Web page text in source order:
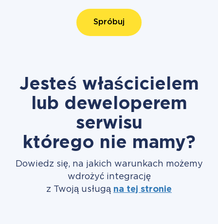
Spróbuj
Jesteś właścicielem
lub deweloperem
serwisu
którego nie mamy?
Dowiedz się, na jakich warunkach możemy
wdrożyć integrację
z Twoją usługą na tej stronie